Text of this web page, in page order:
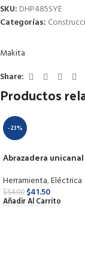
SKU: DHP485SYE
Categorías:
Makita
Share:
Productos
-23%
Abrazadera
Herramienta,Eléctrica
$54.00 $41.50
Añadir Al Carrito